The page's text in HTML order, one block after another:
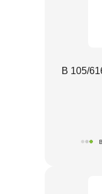
В 105/